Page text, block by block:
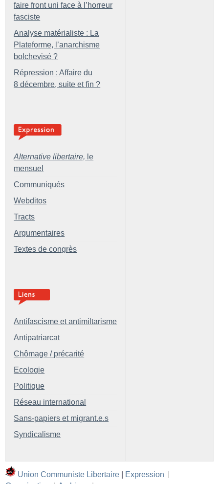
faire front uni face à l’horreur
fasciste
Analyse matérialiste : La
Plateforme, l’anarchisme
bolchevisé ?
Répression : Affaire du
8 décembre, suite et fin ?
Alternative libertaire, le
mensuel
Communiqués
Webditos
Tracts
Argumentaires
Textes de congrès
Antifascisme et antimiltarisme
Antipatriarcat
Chômage / précarité
Ecologie
Politique
Réseau international
Sans-papiers et migrant.e.s
Syndicalisme
Union Communiste Libertaire | Expression